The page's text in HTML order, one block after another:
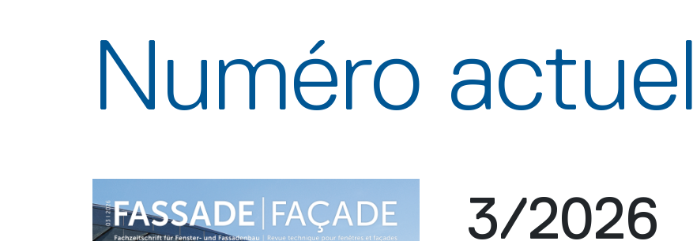
Numéro actuel
3/2026